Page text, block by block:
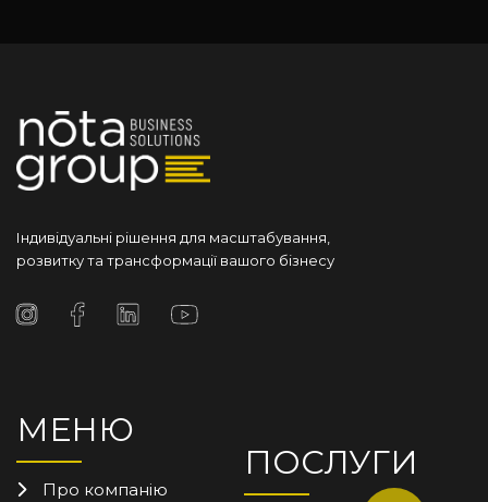
Індивідуальні рішення для масштабування,
розвитку та трансформації вашого бізнесу
МЕНЮ
Про компанію
ПОСЛУГИ